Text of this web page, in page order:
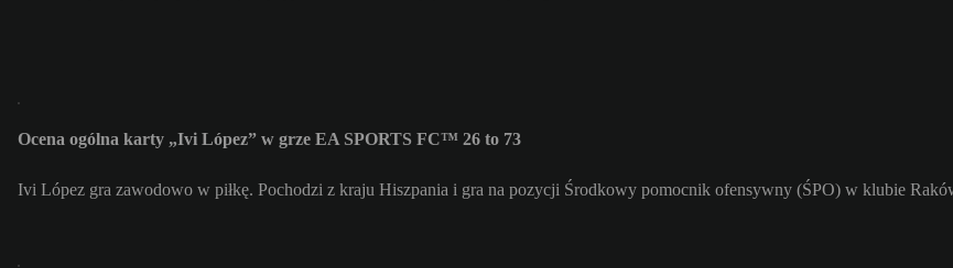
Ocena ogólna karty „Ivi López” w grze EA SPORTS FC™ 26 to 73
Ivi López gra zawodowo w piłkę. Pochodzi z kraju Hiszpania i gra na pozycji Środkowy pomocnik ofensywny (ŚPO) w klubie